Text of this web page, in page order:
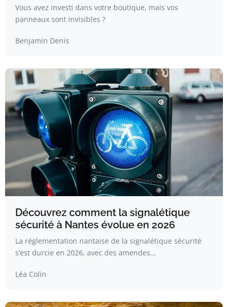
Vous avez investi dans votre boutique, mais vos
panneaux sont invisibles ?
Benjamin Denis
Découvrez comment la signalétique
sécurité à Nantes évolue en 2026
La réglementation nantaise de la signalétique sécurité
s’est durcie en 2026, avec des amendes…
Léa Colin